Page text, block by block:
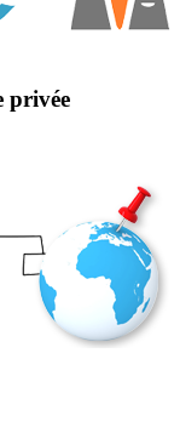
privée